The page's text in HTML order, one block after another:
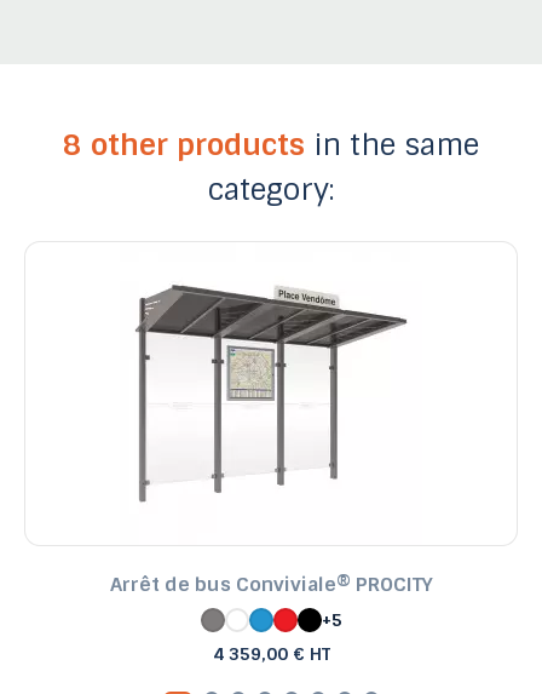
8 other products in the same
category:
Arrêt de bus Conviviale® PROCITY
+5
4 359,00 € HT